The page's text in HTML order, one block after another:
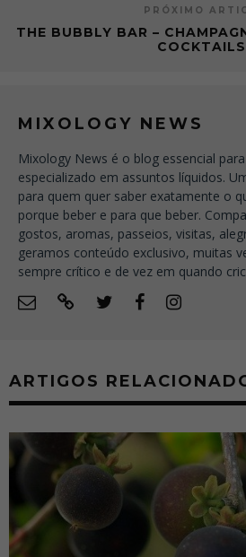
PRÓXIMO
THE BUBBLY BAR –
COCKTAILS
MIXOLOGY NEWS
Mixology News é o blog essencial
especializado em assuntos líquidos.
para quem quer saber exatamente o
porque beber e para que beber.
gostos, aromas, passeios, visitas,
geramos conteúdo exclusivo, muitas
sempre crítico e de vez em quando
ARTIGOS